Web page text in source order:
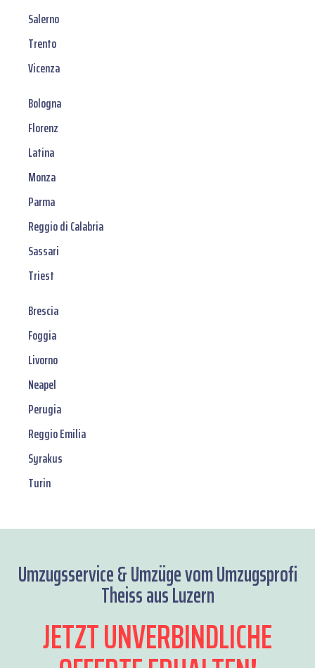
Salerno
Trento
Vicenza
Bologna
Florenz
Latina
Monza
Parma
Reggio di Calabria
Sassari
Triest
Brescia
Foggia
Livorno
Neapel
Perugia
Reggio Emilia
Syrakus
Turin
Umzugsservice & Umzüge vom Umzugsprofi
Theiss aus Luzern
JETZT UNVERBINDLICHE